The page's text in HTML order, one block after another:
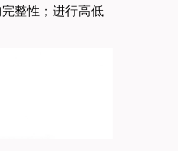
整性； 进行高低